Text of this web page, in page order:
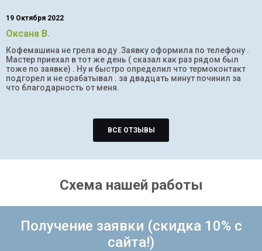
19 Октября 2022
Оксана В.
Кофемашина не грела воду .Заявку оформила по телефону .
Мастер приехал в тот же день ( сказал как раз рядом был
тоже по заявке) . Ну и быстро определил что термоконтакт
подгорел и не срабатывал . за двадцать минут починил за
что благодарность от меня.
ВСЕ ОТЗЫВЫ
Схема нашей работы
Получение заявки (скидка 10% с
сайта!)